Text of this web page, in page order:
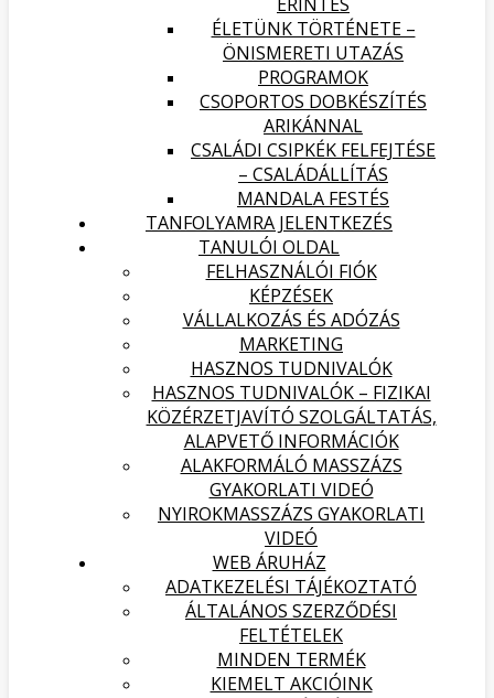
ÉLETÜNK TÖRTÉNETE –
ÖNISMERETI UTAZÁS
PROGRAMOK
CSOPORTOS DOBKÉSZÍTÉS
ARIKÁNNAL
CSALÁDI CSIPKÉK FELFEJTÉSE
– CSALÁDÁLLÍTÁS
MANDALA FESTÉS
TANFOLYAMRA JELENTKEZÉS
TANULÓI OLDAL
FELHASZNÁLÓI FIÓK
KÉPZÉSEK
VÁLLALKOZÁS ÉS ADÓZÁS
MARKETING
HASZNOS TUDNIVALÓK
HASZNOS TUDNIVALÓK – FIZIKAI
KÖZÉRZETJAVÍTÓ SZOLGÁLTATÁS,
ALAPVETŐ INFORMÁCIÓK
ALAKFORMÁLÓ MASSZÁZS
GYAKORLATI VIDEÓ
NYIROKMASSZÁZS GYAKORLATI
VIDEÓ
WEB ÁRUHÁZ
ADATKEZELÉSI TÁJÉKOZTATÓ
ÁLTALÁNOS SZERZŐDÉSI
FELTÉTELEK
MINDEN TERMÉK
KIEMELT AKCIÓINK